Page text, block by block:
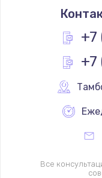
+7
+7
Все